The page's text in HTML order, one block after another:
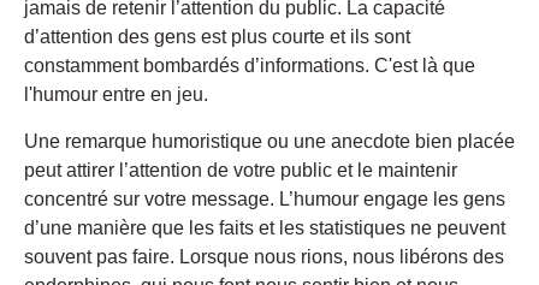
jamais de retenir l’attention du public. La capacité
d’attention des gens est plus courte et ils sont
constamment bombardés d’informations. C'est là que
l'humour entre en jeu.
Une remarque humoristique ou une anecdote bien placée
peut attirer l’attention de votre public et le maintenir
concentré sur votre message. L’humour engage les gens
d’une manière que les faits et les statistiques ne peuvent
souvent pas faire. Lorsque nous rions, nous libérons des